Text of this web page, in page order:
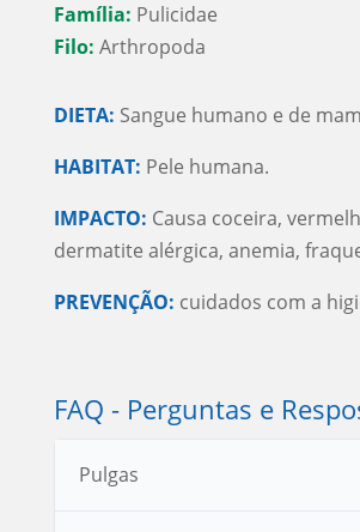
Família: Pulicidae
Filo: Arthropoda
DIETA: Sangue humano e de
HABITAT: Pele humana.
IMPACTO: Causa coceira,
dermatite alérgica, anemia,
PREVENÇÃO: cuidados com a
FAQ - Perguntas e
Pulgas